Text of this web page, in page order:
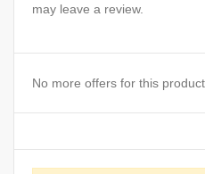
may leave a review.
No more offers for this